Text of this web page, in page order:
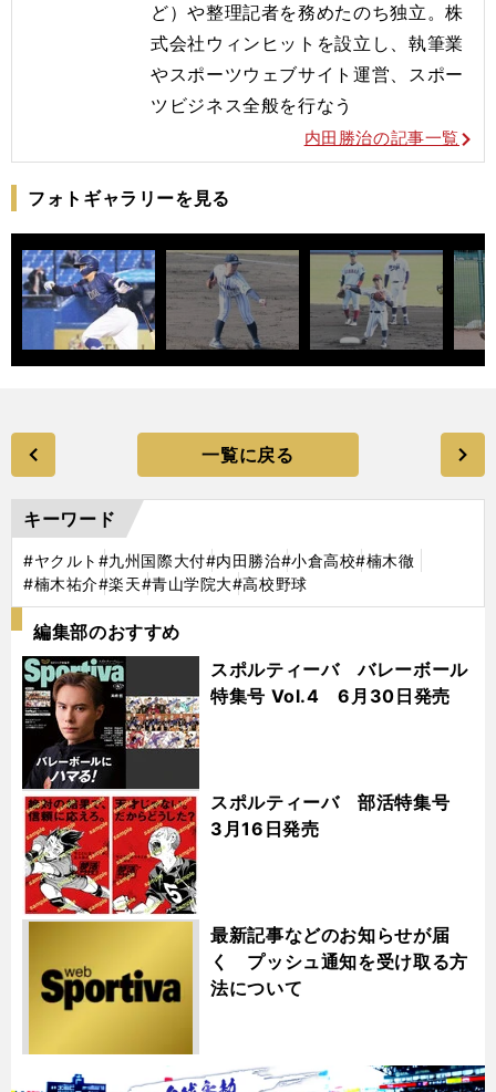
ど）や整理記者を務めたのち独立。株
式会社ウィンヒットを設立し、執筆業
やスポーツウェブサイト運営、スポー
ツビジネス全般を行なう
内田勝治の記事一覧
フォトギャラリーを見る
一覧に戻る
キーワード
#ヤクルト #九州国際大付#内田勝治#小倉高校#楠木徹
#楠木祐介#楽天#青山学院大#高校野球
編集部のおすすめ
スポルティーバ バレーボール
特集号 Vol.4 6月30日発売
スポルティーバ 部活特集号
3月16日発売
最新記事などのお知らせが届
く プッシュ通知を受け取る方
法について